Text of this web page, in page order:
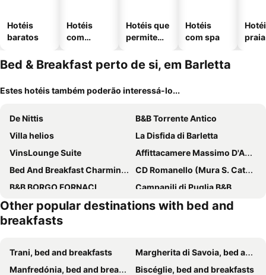
Hotéis
baratos
Hotéis
com
Hotéis que
permitem
Hotéis
com spa
praia
Bed & Breakfast perto de si, em Barletta
Estes hotéis também poderão interessá-lo...
De Nittis
B&B Torrente Antico
Villa helios
La Disfida di Barletta
VinsLounge Suite
Affittacamere Massimo D'Azeglio
Bed And Breakfast Charming House
CD Romanello (Mura S. Cataldo)
B&B BORGO FORNACI
Campanili di Puglia B&B
MozÁrt Bed & Breakfast - Affittacamere
B&B Vecchia Suppenna
La Bella Trani - Suites and B&B
Other popular destinations with bed and
breakfasts
Trani, bed and breakfasts
Margherita di Savoia, bed and breakfasts
Manfredónia, bed and breakfasts
Biscéglie, bed and breakfasts